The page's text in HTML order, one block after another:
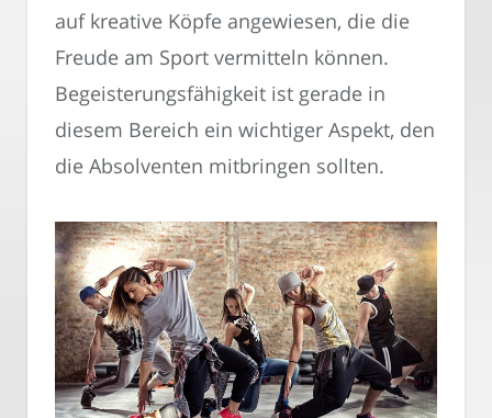
auf kreative Köpfe angewiesen, die die
Freude am Sport vermitteln können.
Begeisterungsfähigkeit ist gerade in
diesem Bereich ein wichtiger Aspekt, den
die Absolventen mitbringen sollten.